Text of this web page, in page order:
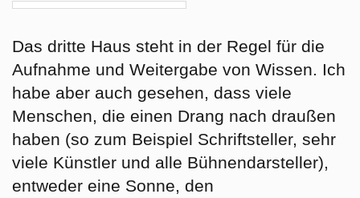
Das dritte Haus steht in der Regel für die
Aufnahme und Weitergabe von Wissen. Ich
habe aber auch gesehen, dass viele
Menschen, die einen Drang nach draußen
haben (so zum Beispiel Schriftsteller, sehr
viele Künstler und alle Bühnendarsteller),
entweder eine Sonne, den